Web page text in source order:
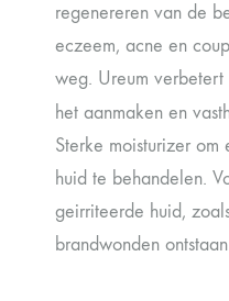
regenereren van de
eczeem, acne en
weg. Ureum
het aanmaken en
Sterke moisturizer
huid te behandelen.
geirriteerde huid,
brandwonden